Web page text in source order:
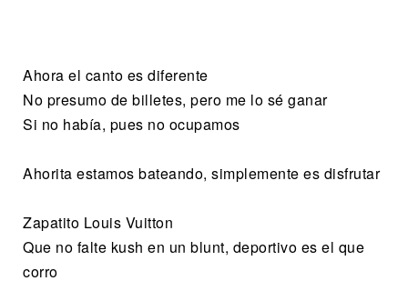
Ahora el canto es diferente
No presumo de billetes, pero me lo sé ganar
Si no había, pues no ocupamos
Ahorita estamos bateando, simplemente es disfrutar
Zapatito Louis Vuitton
Que no falte kush en un blunt, deportivo es el que
corro